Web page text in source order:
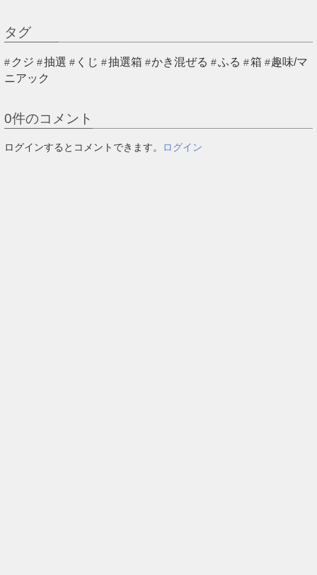
タグ
クジ 抽選 くじ 抽選箱 かき混ぜる ふる 箱
趣味/マ
ニアック
0件のコメント
ログインするとコメントできます。 ログイン